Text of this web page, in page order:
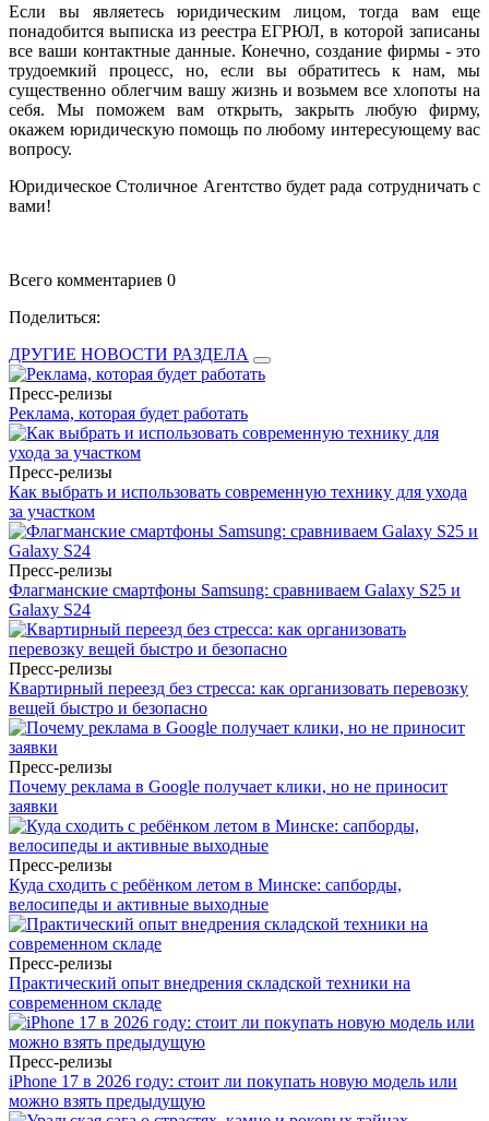
Если вы являетесь юридическим лицом, тогда вам еще
понадобится выписка из реестра ЕГРЮЛ, в которой записаны
все ваши контактные данные. Конечно, создание фирмы - это
трудоемкий процесс, но, если вы обратитесь к нам, мы
существенно облегчим вашу жизнь и возьмем все хлопоты на
себя. Мы поможем вам открыть, закрыть любую фирму,
окажем юридическую помощь по любому интересующему вас
вопросу.
Юридическое Столичное Агентство будет рада сотрудничать с
вами!
Всего комментариев 0
Поделиться:
ДРУГИЕ НОВОСТИ РАЗДЕЛА
Пресс-релизы
Реклама, которая будет работать
Пресс-релизы
Как выбрать и использовать современную технику для ухода
за участком
Пресс-релизы
Флагманские смартфоны Samsung: сравниваем Galaxy S25 и
Galaxy S24
Пресс-релизы
Квартирный переезд без стресса: как организовать перевозку
вещей быстро и безопасно
Пресс-релизы
Почему реклама в Google получает клики, но не приносит
заявки
Пресс-релизы
Куда сходить с ребёнком летом в Минске: сапборды,
велосипеды и активные выходные
Пресс-релизы
Практический опыт внедрения складской техники на
современном складе
Пресс-релизы
iPhone 17 в 2026 году: стоит ли покупать новую модель или
можно взять предыдущую